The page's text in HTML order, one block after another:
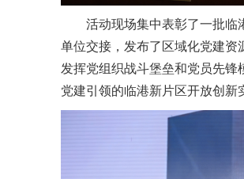
活动现场集中表彰了一批临
单位交接，发布了区域化党建资
发挥党组织战斗堡垒和党员先
党建引领的临港新片区开放创新